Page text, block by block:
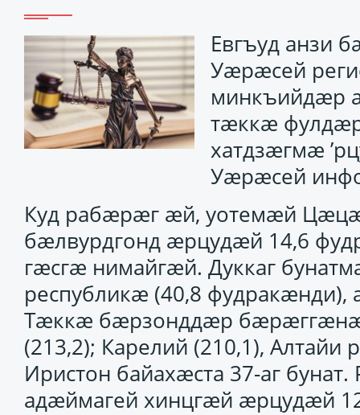
Евгъуд анзи
Уæрæсей
минкъийдæр
тæккæ
хатдзæгмæ
Уæрæсей
Куд рабæрæг æй, уотемæй
бæлвурдгонд æрцудæй 14,6
гæсгæ нимайгæй. Дуккаг
республикæ (40,8 фудракæнди),
Тæккæ бæрзонддæр
(213,2); Карелий (210,1), Алтайи
Иристон байахæста 37-аг
адæймагей хинцгæй æрцудæй